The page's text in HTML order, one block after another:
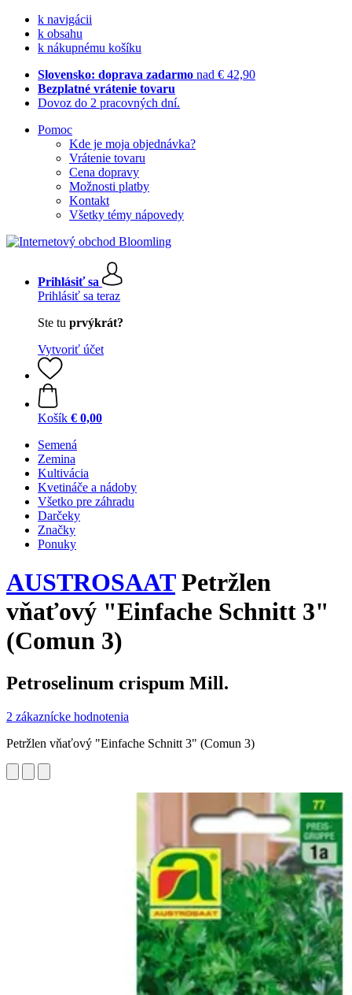
k navigácii
k obsahu
k nákupnému košíku
Slovensko: doprava zadarmo nad € 42,90
Bezplatné vrátenie tovaru
Dovoz do 2 pracovných dní.
Pomoc
Kde je moja objednávka?
Vrátenie tovaru
Cena dopravy
Možnosti platby
Kontakt
Všetky témy nápovedy
Prihlásiť sa
Prihlásiť sa teraz
Ste tu prvýkrát?
Vytvoriť účet
Košík € 0,00
Semená
Zemina
Kultivácia
Kvetináče a nádoby
Všetko pre záhradu
Darčeky
Značky
Ponuky
AUSTROSAATPetržlen
vňaťový "Einfache Schnitt 3"
(Comun 3)
Petroselinum crispum Mill.
2 zákaznícke hodnotenia
Petržlen vňaťový "Einfache Schnitt 3" (Comun 3)